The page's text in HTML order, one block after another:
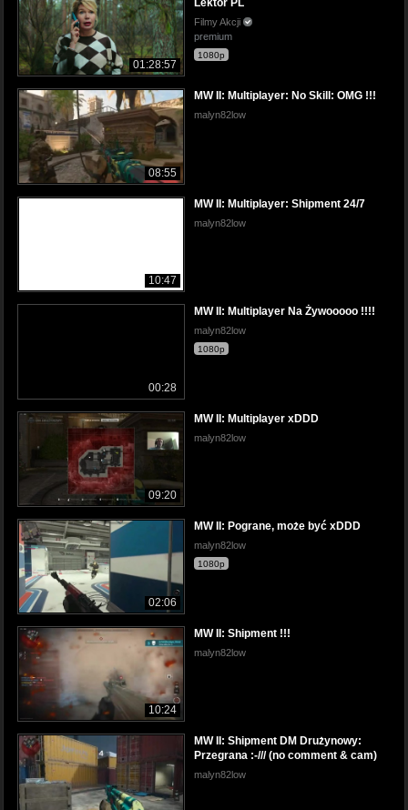
01:28:57
Lektor PL
Filmy Akcji
premium
1080p
08:55
MW II: Multiplayer: No Skill: OMG !!!
malyn82low
10:47
MW II: Multiplayer: Shipment 24/7
malyn82low
00:28
MW II: Multiplayer Na Żywooooo !!!!
malyn82low
1080p
09:20
MW II: Multiplayer xDDD
malyn82low
02:06
MW II: Pograne, może być xDDD
malyn82low
1080p
10:24
MW II: Shipment !!!
malyn82low
MW II: Shipment DM Drużynowy:
Przegrana :-/// (no comment & cam)
malyn82low